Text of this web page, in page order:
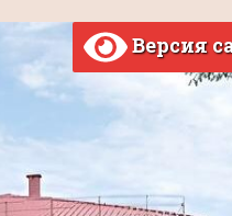
Версия